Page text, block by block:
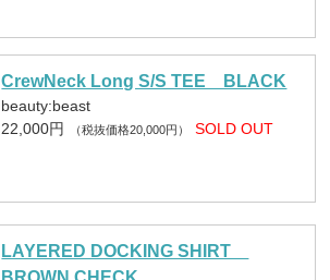
CrewNeck Long S/S TEE BLACK
beauty:beast
22,000円
（税抜価格20,000円） SOLD OUT
LAYERED DOCKING SHIRT